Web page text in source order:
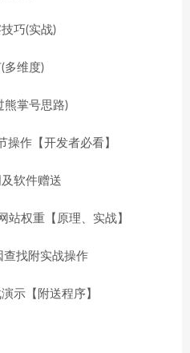
巧(实战)
多维度)
熊掌号思路)
操作【开发者必看】
软件赠送
站权重【原理、实战】
查找附实战操作
示【附送程序】